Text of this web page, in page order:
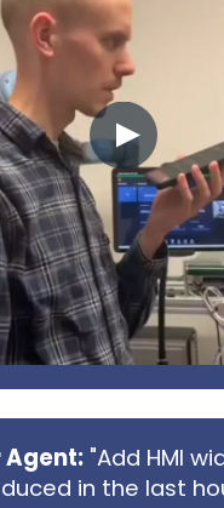
Agent:"Add HMI
in the last